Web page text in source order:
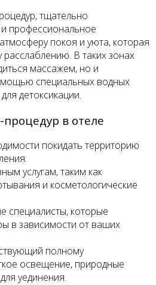
тщательно
профессиональное
покоя и уюта, которая
расслаблению. В таких зонах
массажем, но и
специальных водных
детоксикации.
в отеле
покидать территорию
услугам, таким как
и косметологические
специалисты, которые
в зависимости от ваших
полному
освещение, природные
уединения.